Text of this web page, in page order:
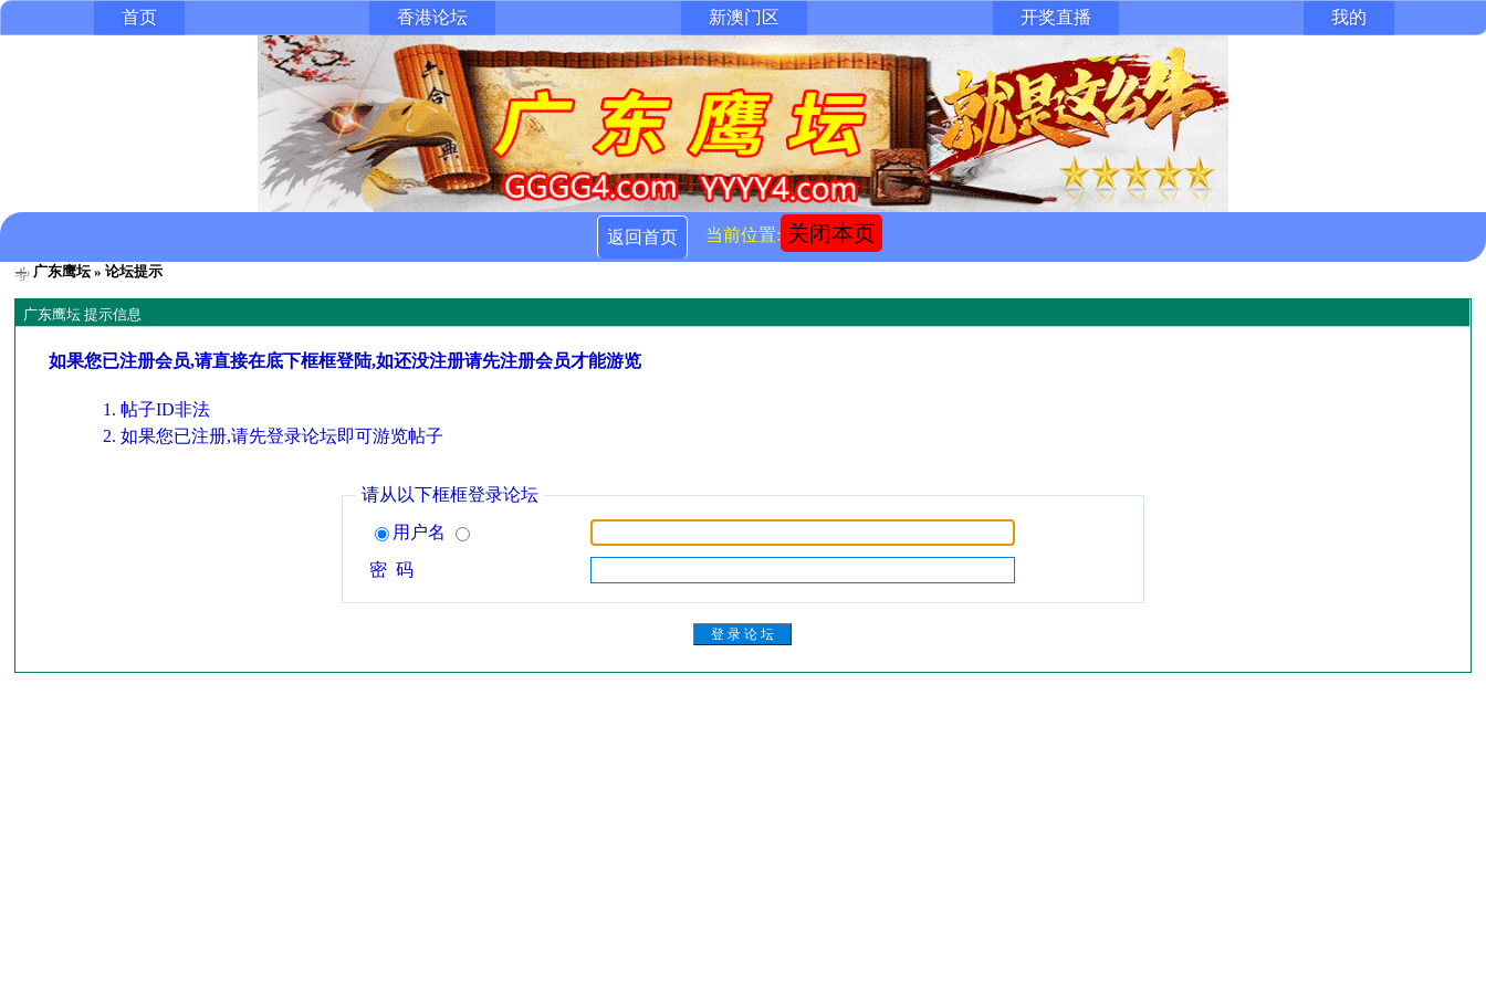
首页 香港论坛 新澳门区 开奖直播 我的
返回首页 当前位置: 关闭本页
广东鹰坛» 论坛提示
广东鹰坛 提示信息
如果您已注册会员,请直接在底下框框登陆,如还没注册请先注册会员才能游览
帖子ID非法
如果您已注册,请先登录论坛即可游览帖子
请从以下框框登录论坛
用户名
密 码